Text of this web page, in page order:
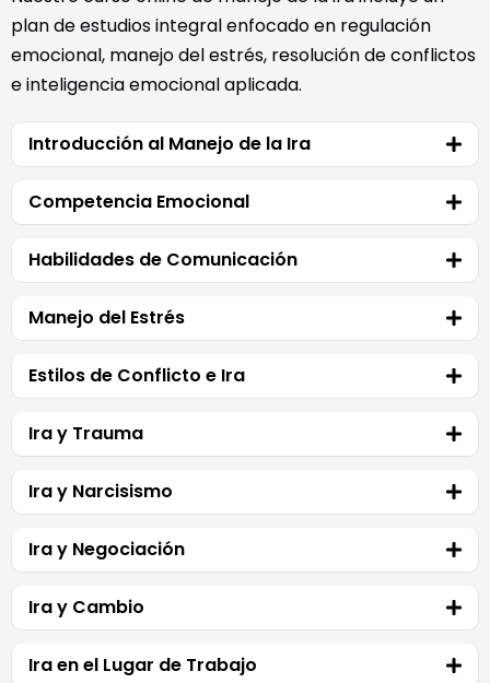
plan de estudios integral enfocado en regulación
emocional, manejo del estrés, resolución de conflictos
e inteligencia emocional aplicada.
Introducción al Manejo de la Ira
Competencia Emocional
Habilidades de Comunicación
Manejo del Estrés
Estilos de Conflicto e Ira
Ira y Trauma
Ira y Narcisismo
Ira y Negociación
Ira y Cambio
Ira en el Lugar de Trabajo